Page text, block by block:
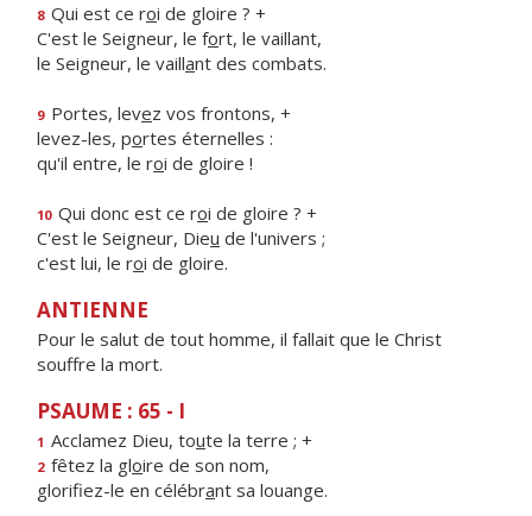
8 Qui est ce roi de gloire ? +
C'est le Seigneur, le fort, le vaillant,
le Seigneur, le vaillant des combats.
9 Portes, levez vos frontons, +
levez-les, portes éternelles :
qu'il entre, le roi de gloire !
10 Qui donc est ce roi de gloire ? +
C'est le Seigneur, Dieu de l'univers ;
c'est lui, le roi de gloire.
ANTIENNE
Pour le salut de tout homme, il fallait que le Christ
souffre la mort.
PSAUME : 65 - I
1 Acclamez Dieu, toute la terre ; +
2 fêtez la gloire de son nom,
glorifiez-le en célébrant sa louange.